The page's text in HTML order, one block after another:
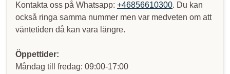
Kontakta oss på Whatsapp: +46856610300. Du kan
också ringa samma nummer men var medveten om att
väntetiden då kan vara längre.
Öppettider:
Måndag till fredag: 09:00-17:00